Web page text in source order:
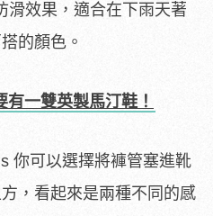
滑效果，適合在下雨天著
的顏色。
有一雙英製馬汀鞋！
你可以選擇將褲管塞進靴
，看起來是兩種不同的感